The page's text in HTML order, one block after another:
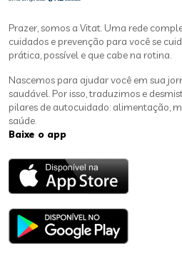
Prazer, somos a Vitat. Uma rede
cuidados e prevenção para você se
prática, possível e que cabe na rotina.
Nascemos para ajudar você em sua
saudável. Por isso, traduzimos e
pilares de autocuidado: alimentação,
saúde.
Baixe o app